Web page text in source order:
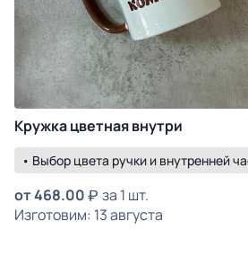
Кружка цветная внутри
• Выбор цвета ручки и внутренней
от468.00
за 1 шт.
Изготовим: 13 августа